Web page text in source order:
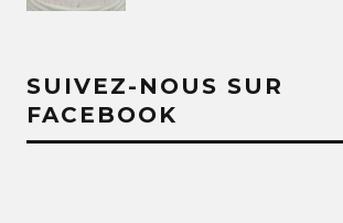
SUIVEZ-NOUS SUR
FACEBOOK